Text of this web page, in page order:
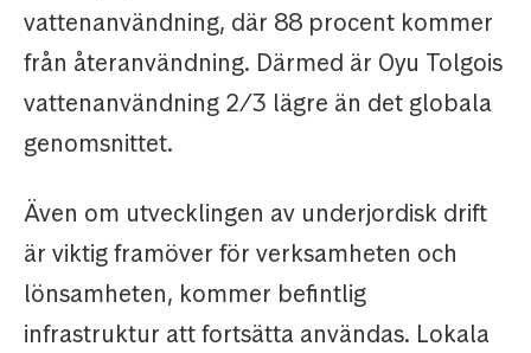
vattenanvändning, där 88 procent kommer
från återanvändning. Därmed är Oyu Tolgois
vattenanvändning 2/3 lägre än det globala
genomsnittet.
Även om utvecklingen av underjordisk drift
är viktig framöver för verksamheten och
lönsamheten, kommer befintlig
infrastruktur att fortsätta användas. Lokala